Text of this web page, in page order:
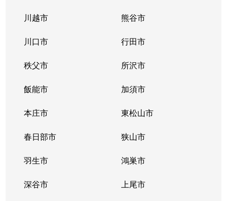
川越市 熊谷市
川口市 行田市
秩父市 所沢市
飯能市 加須市
本庄市 東松山市
春日部市 狭山市
羽生市 鴻巣市
深谷市 上尾市